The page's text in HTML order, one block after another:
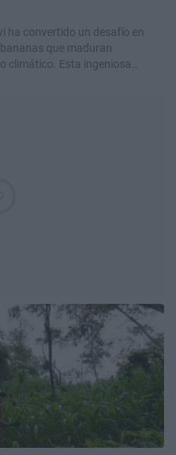
ha convertido un desafío en
que maduran
climático. Esta ingeniosa